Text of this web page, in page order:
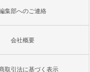
集部へのご連絡
会社概要
取引法に基づく表示